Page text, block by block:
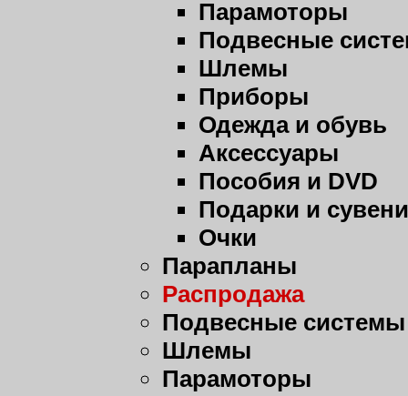
Парамоторы
Подвесные
Шлемы
Приборы
Одежда и обувь
Аксессуары
Пособия и DVD
Подарки и
Очки
Парапланы
Распродажа
Подвесные системы
Шлемы
Парамоторы